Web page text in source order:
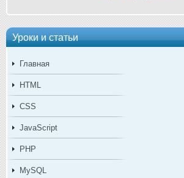
Уроки и статьи
Главная
HTML
CSS
JavaScript
PHP
MySQL